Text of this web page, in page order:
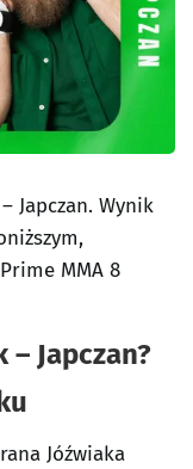
Japczan. Wynik
MMA 8
– Japczan?
Jóźwiaka